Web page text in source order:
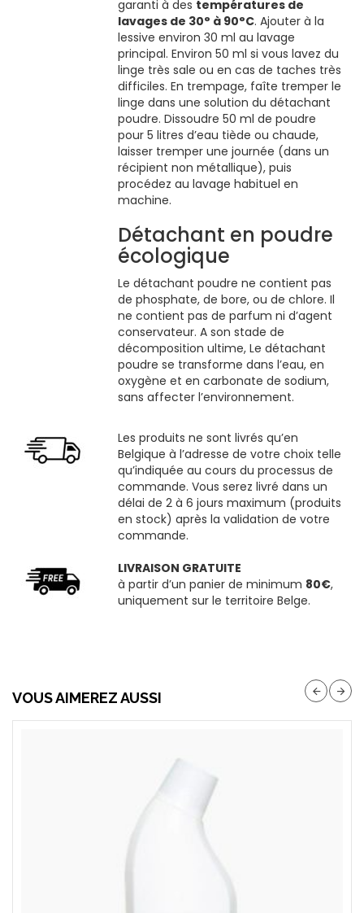
garanti à des températures de
lavages de 30° à 90°C. Ajouter à la
lessive environ 30 ml au lavage
principal. Environ 50 ml si vous lavez du
linge très sale ou en cas de taches très
difficiles. En trempage, faîte tremper le
linge dans une solution du détachant
poudre. Dissoudre 50 ml de poudre
pour 5 litres d’eau tiède ou chaude,
laisser tremper une journée (dans un
récipient non métallique), puis
procédez au lavage habituel en
machine.
Détachant en poudre
écologique
Le détachant poudre ne contient pas
de phosphate, de bore, ou de chlore. Il
ne contient pas de parfum ni d’agent
conservateur. A son stade de
décomposition ultime, Le détachant
poudre se transforme dans l’eau, en
oxygène et en carbonate de sodium,
sans affecter l’environnement.
Les produits ne sont livrés qu’en
Belgique à l’adresse de votre choix telle
qu’indiquée au cours du processus de
commande. Vous serez livré dans un
délai de 2 à 6 jours maximum (produits
en stock) après la validation de votre
commande.
LIVRAISON GRATUITE
à partir d’un panier de minimum 80€,
uniquement sur le territoire Belge.
VOUS AIMEREZ AUSSI